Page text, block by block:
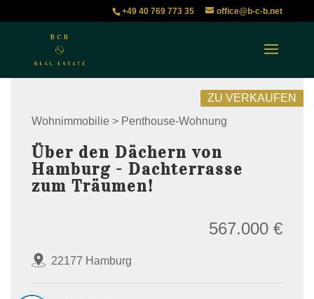
+49 40 769 773 35 office@b-c-b.net
Wohnimmobilie > Penthouse-Wohnung
ZU VERKAUFEN
Über den Dächern von
Hamburg - Dachterrasse
zum Träumen!
22177 Hamburg
567.000 €